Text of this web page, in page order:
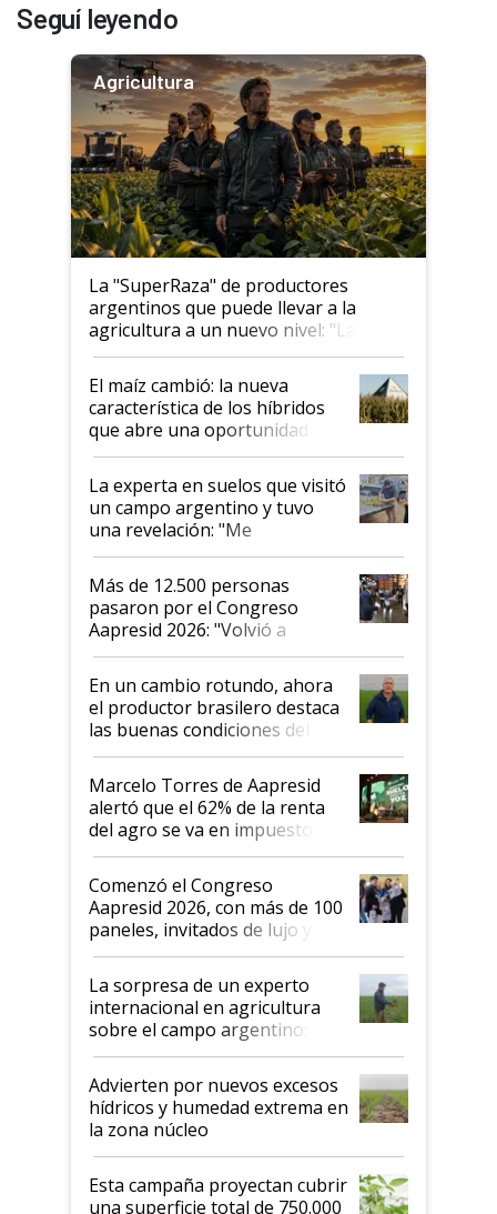
Seguí leyendo
Agricultura
La "SuperRaza" de productores
argentinos que puede llevar a la
agricultura a un nuevo nivel: "Las
posibilidades de crecimiento son
infinitas"
El maíz cambió: la nueva
característica de los híbridos
que abre una oportunidad en
el lote
La experta en suelos que visitó
un campo argentino y tuvo
una revelación: "Me
impresionó mucho"
Más de 12.500 personas
pasaron por el Congreso
Aapresid 2026: "Volvió a
demostrar que hablar del
suelo es hablar de todo el
sistema productivo"
En un cambio rotundo, ahora
el productor brasilero destaca
las buenas condiciones del
agro argentino para invertir:
"Los veo más motivados"
Marcelo Torres de Aapresid
alertó que el 62% de la renta
del agro se va en impuestos:
"No es bueno que en
Argentina se sigan discutiendo
las mismas cosas de hace 50
años"
Comenzó el Congreso
Aapresid 2026, con más de 100
paneles, invitados de lujo y
todas las tendencias
La sorpresa de un experto
internacional en agricultura
sobre el campo argentino:
"Estoy muy impresionado"
Advierten por nuevos excesos
hídricos y humedad extrema en
la zona núcleo
Esta campaña proyectan cubrir
una superficie total de 750.000